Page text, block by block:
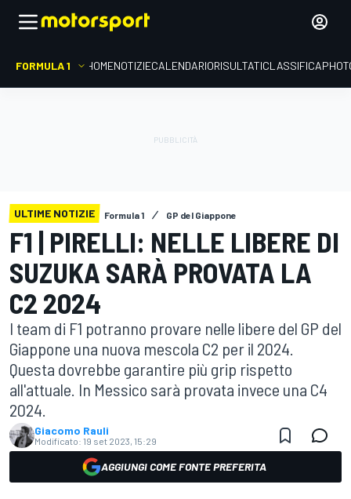
FORMULA 1 HOMENOTIZIECALENDARIORISULTATICLASSIFICA
ULTIME NOTIZIE Formula 1 GP del Giappone
F1 | PIRELLI: NELLE LIBERE DI
SUZUKA SARÀ PROVATA LA
C2 2024
I team di F1 potranno provare nelle libere del GP del
Giappone una nuova mescola C2 per il 2024.
Questa dovrebbe garantire più grip rispetto
all'attuale. In Messico sarà provata invece una C4
2024.
Giacomo Rauli
Modificato: 19 set 2023, 15:29
AGGIUNGI COME FONTE PREFERITA